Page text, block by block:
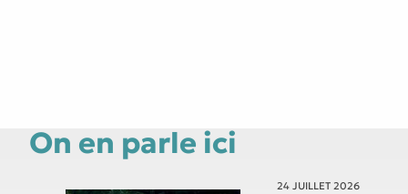
On en parle ici
24 JUILLET 2026